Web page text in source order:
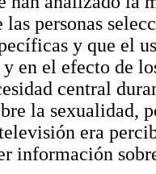
las personas
y que el
en el efecto de
central
la sexualidad,
era
información